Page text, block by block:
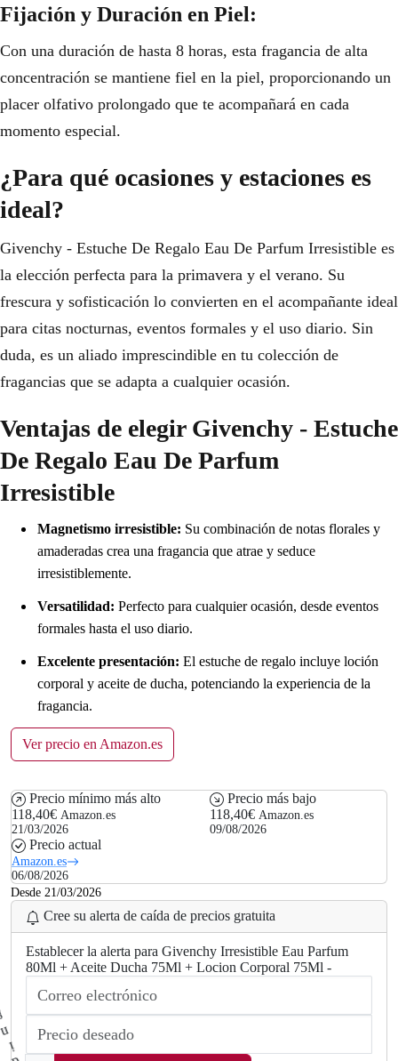
Fijación y Duración en Piel:
Con una duración de hasta 8 horas, esta fragancia de alta
concentración se mantiene fiel en la piel, proporcionando un
placer olfativo prolongado que te acompañará en cada
momento especial.
¿Para qué ocasiones y estaciones es
ideal?
Givenchy - Estuche De Regalo Eau De Parfum Irresistible es
la elección perfecta para la primavera y el verano. Su
frescura y sofisticación lo convierten en el acompañante ideal
para citas nocturnas, eventos formales y el uso diario. Sin
duda, es un aliado imprescindible en tu colección de
fragancias que se adapta a cualquier ocasión.
Ventajas de elegir Givenchy - Estuche
De Regalo Eau De Parfum
Irresistible
Magnetismo irresistible: Su combinación de notas florales y
amaderadas crea una fragancia que atrae y seduce
irresistiblemente.
Versatilidad: Perfecto para cualquier ocasión, desde eventos
formales hasta el uso diario.
Excelente presentación: El estuche de regalo incluye loción
corporal y aceite de ducha, potenciando la experiencia de la
fragancia.
Ver precio en Amazon.es
Precio mínimo más alto
118,40€ Amazon.es
21/03/2026
Precio más bajo
118,40€ Amazon.es
09/08/2026
Precio actual
Amazon.es
06/08/2026
Desde 21/03/2026
Cree su alerta de caída de precios gratuita
Establecer la alerta para Givenchy Irresistible Eau Parfum
80Ml + Aceite Ducha 75Ml + Locion Corporal 75Ml -